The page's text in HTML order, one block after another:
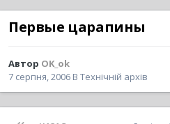
Первые царапины
Автор OK_ok
7 серпня, 2006 В Технічній архів